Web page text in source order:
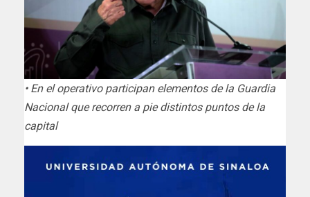
• En el operativo participan elementos de la Guardia
Nacional que recorren a pie distintos puntos de la
capital